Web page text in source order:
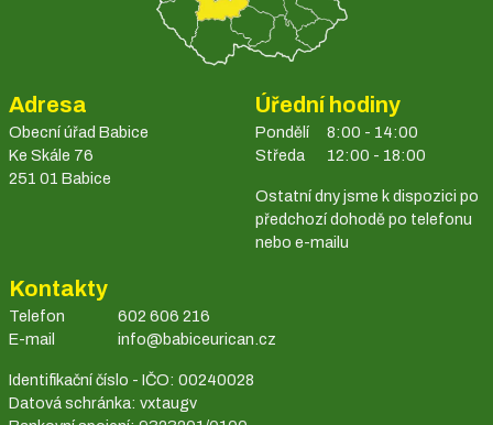
Adresa
Obecní úřad Babice
Ke Skále 76
251 01 Babice
Úřední hodiny
Pondělí
Středa
8:00 - 14:00
12:00 - 18:00
Ostatní dny jsme k dispozici po
předchozí dohodě po telefonu
nebo e-mailu
Kontakty
Telefon
E-mail
602 606 216
info@babiceurican.cz
Identifikační číslo - IČO: 00240028
Datová schránka: vxtaugv